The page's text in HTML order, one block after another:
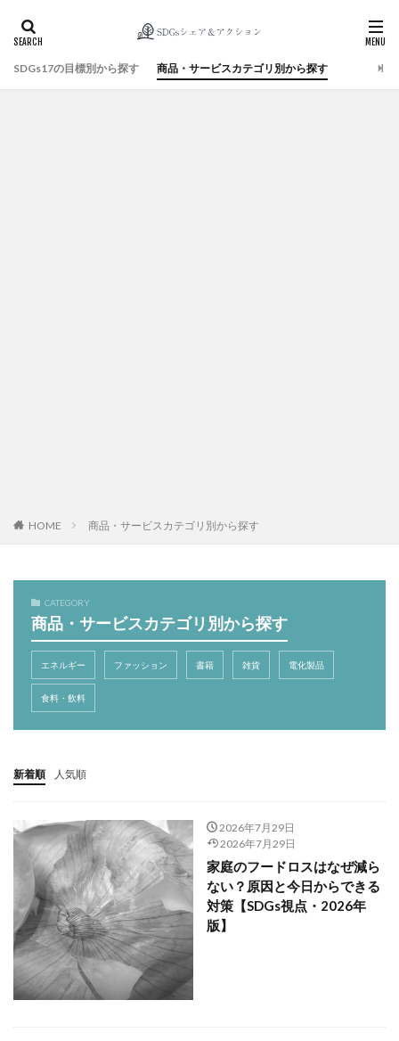
SDGs17の目標別から探す 商品・サービスカテゴリ別から探す
HOME 商品・サービスカテゴリ別から探す
CATEGORY
商品・サービスカテゴリ別から探す
エネルギー ファッション 書籍 雑貨 電化製品
食料・飲料
新着順 人気順
2026年7月29日
2026年7月29日
家庭のフードロスはなぜ減ら
ない？原因と今日からできる
対策【SDGs視点・2026年
版】
検索